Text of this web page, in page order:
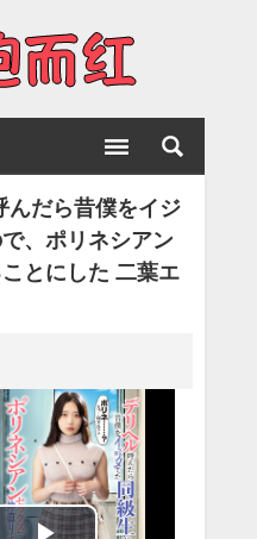
んだら昔僕をイジ
、ポリネシアン
とにした 二葉エ